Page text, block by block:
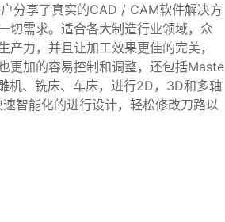
分享了真实的CAD / CAM软件解决方
切需求。适合各大制造行业领域，众
力，并且让加工效果更佳的完美，
更加的容易控制和调整，还包括Maste
机、铣床、车床，进行2D，3D和多轴
智能化的进行设计，轻松修改刀路以